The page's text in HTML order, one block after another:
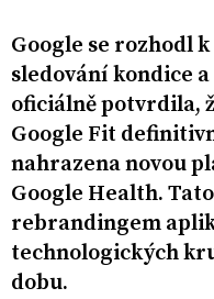
Google se rozhodl
sledování kondice
oficiálně potvrdila,
Google Fit
nahrazena novou
Google Health.
rebrandingem
technologických
dobu.